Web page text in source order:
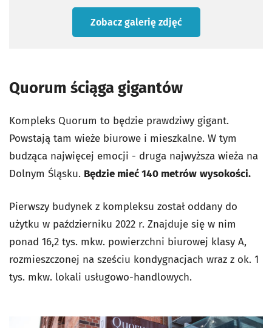
Zobacz galerię zdjęć
Quorum ściąga gigantów
Kompleks Quorum to będzie prawdziwy gigant.
Powstają tam wieże biurowe i mieszkalne. W tym
budząca najwięcej emocji - druga najwyższa wieża na
Dolnym Śląsku. Będzie mieć 140 metrów wysokości.
Pierwszy budynek z kompleksu został oddany do
użytku w październiku 2022 r. Znajduje się w nim
ponad 16,2 tys. mkw. powierzchni biurowej klasy A,
rozmieszczonej na sześciu kondygnacjach wraz z ok. 1
tys. mkw. lokali usługowo-handlowych.